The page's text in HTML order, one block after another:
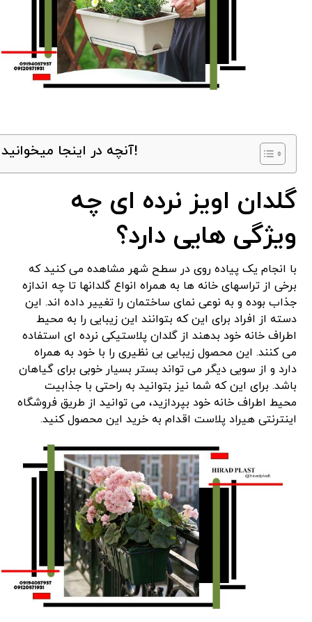
آنچه در اینجا میخوانید!
گلدان اویز نرده ای چه
ویژگی هایی دارد؟
با انجام یک پیاده روی در سطح شهر مشاهده می کنید که
برخی از تراسهای خانه ها به همراه انواع گلدانها تا چه اندازه
جذاب بوده و به نوعی نمای ساختمان را تغییر داده اند. این
دسته از افراد برای این که بتوانند این زیبایی را به محیط
اطراف خانه خود بدهند از گلدان پلاستیکی نرده ای استفاده
می کنند. این محصول زیبایی بی نظیری را با خود به همراه
دارد و از سویی دیگر می تواند بستر بسیار خوبی برای گیاهان
باشد. برای این که شما نیز بتوانید به راحتی با جذابیت
محیط اطراف خانه خود بپردازید، می توانید از طریق فروشگاه
اینترنتی هیراد پلاست اقدام به خرید این محصول کنید.